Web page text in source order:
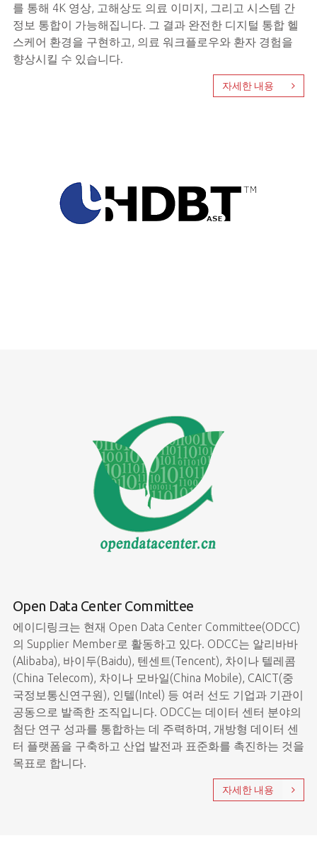
를 통해 4K 영상, 고해상도 의료 이미지, 그리고 시스템 간
정보 통합이 가능해집니다. 그 결과 완전한 디지털 통합 헬
스케어 환경을 구현하고, 의료 워크플로우와 환자 경험을
향상시킬 수 있습니다.
자세한 내용
Open Data Center Committee
에이디링크는 현재 Open Data Center Committee(ODCC)
의 Supplier Member로 활동하고 있다. ODCC는 알리바바
(Alibaba), 바이두(Baidu), 텐센트(Tencent), 차이나 텔레콤
(China Telecom), 차이나 모바일(China Mobile), CAICT(중
국정보통신연구원), 인텔(Intel) 등 여러 선도 기업과 기관이
공동으로 발족한 조직입니다. ODCC는 데이터 센터 분야의
첨단 연구 성과를 통합하는 데 주력하며, 개방형 데이터 센
터 플랫폼을 구축하고 산업 발전과 표준화를 촉진하는 것을
목표로 합니다.
자세한 내용